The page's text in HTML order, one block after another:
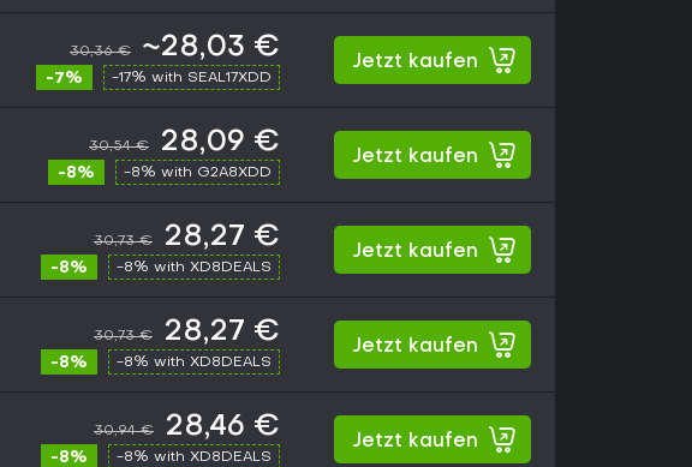
30,36 € ~28,03 €
-7% -17% with SEAL17XDD
Jetzt kaufen
30,54 € 28,09 €
-8% -8% with G2A8XDD
Jetzt kaufen
30,73 € 28,27 €
-8% -8% with XD8DEALS
Jetzt kaufen
30,73 € 28,27 €
-8% -8% with XD8DEALS
Jetzt kaufen
30,94 € 28,46 €
-8% -8% with XD8DEALS
Jetzt kaufen